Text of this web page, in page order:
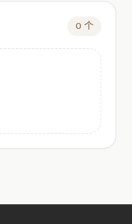
0 个